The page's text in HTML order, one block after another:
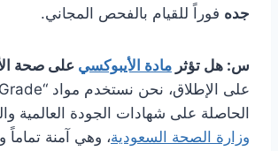
جده فوراً للقيام بالفحص المجاني.
س: هل تؤثر مادة الأيبوكسي على صحة
الحاصلة على شهادات الجودة العالمية
وزارة الصحة السعودية، وهي آمنة تماماً